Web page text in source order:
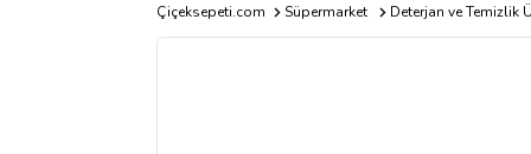
Çiçeksepeti.com Süpermarket Deterjan ve Temizlik